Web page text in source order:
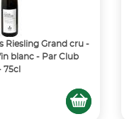
Riesling Grand cru -
blanc - Par Club
75cl